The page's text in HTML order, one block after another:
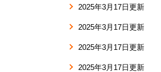
2025年3月17日更新
2025年3月17日更新
2025年3月17日更新
2025年3月17日更新